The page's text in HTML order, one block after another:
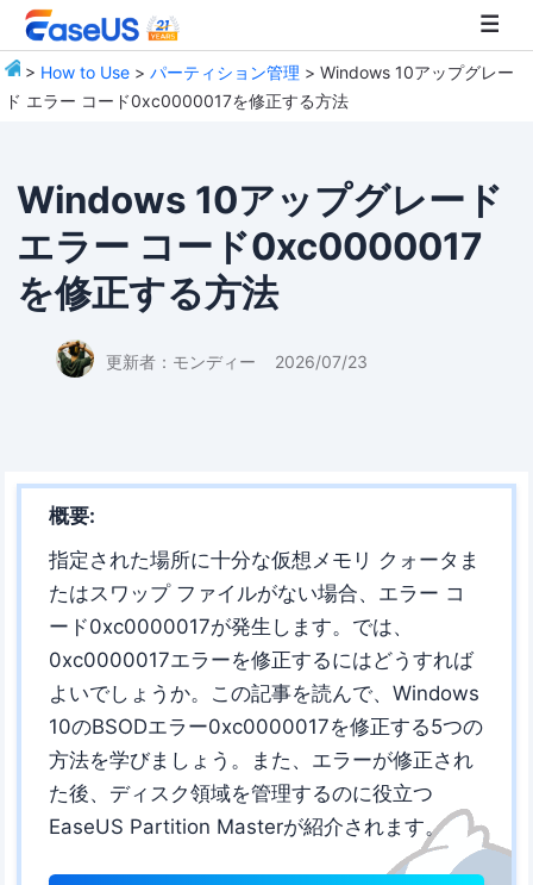
> How to Use >パーティション管理 > Windows 10アップグレー
ド エラー コード0xc0000017を修正する方法
Windows 10アップグレード
エラー コード0xc0000017
を修正する方法
更新者： モンディー 2026/07/23
概要:
指定された場所に十分な仮想メモリ クォータま
たはスワップ ファイルがない場合、エラー コ
ード0xc0000017が発生します。では、
0xc0000017エラーを修正するにはどうすれば
よいでしょうか。この記事を読んで、Windows
10のBSODエラー0xc0000017を修正する5つの
方法を学びましょう。また、エラーが修正され
た後、ディスク領域を管理するのに役立つ
EaseUS Partition Masterが紹介されます。